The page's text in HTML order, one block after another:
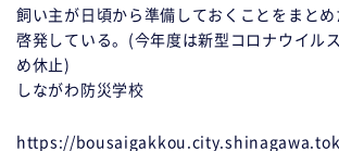
飼い主が日頃から準備しておくことをまと
啓発している。(今年度は新型コロナウイル
め休止)
しながわ防災学校
https://